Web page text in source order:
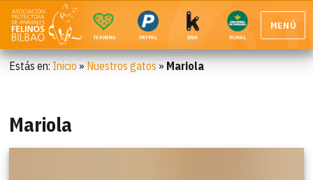
TEAMING PAYPAL BBK RURAL
MENÚ
Estás en: Inicio » Nuestros gatos » Mariola
Mariola